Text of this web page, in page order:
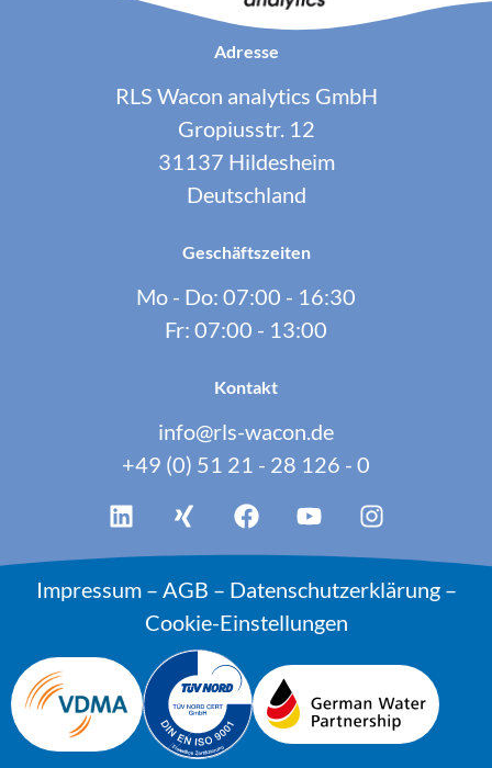
Adresse
RLS Wacon analytics GmbH
Gropiusstr. 12
31137 Hildesheim
Deutschland
Geschäftszeiten
Mo - Do: 07:00 - 16:30
Fr: 07:00 - 13:00
Kontakt
info@rls-wacon.de
+49 (0) 51 21 - 28 126 - 0
Impressum– AGB – Datenschutzerklärung–
Cookie-Einstellungen